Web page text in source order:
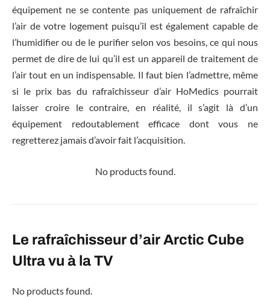
équipement ne se contente pas uniquement de rafraîchir
l’air de votre logement puisqu’il est également capable de
l’humidifier ou de le purifier selon vos besoins, ce qui nous
permet de dire de lui qu’il est un appareil de traitement de
l’air tout en un indispensable. Il faut bien l’admettre, même
si le prix bas du rafraîchisseur d’air HoMedics pourrait
laisser croire le contraire, en réalité, il s’agit là d’un
équipement redoutablement efficace dont vous ne
regretterez jamais d’avoir fait l’acquisition.
No products found.
Le rafraîchisseur d’air Arctic Cube
Ultra vu à la TV
No products found.